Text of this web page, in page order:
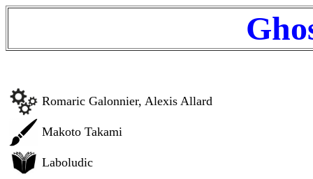
Romaric Galonnier, Alexis Allard
Makoto Takami
Laboludic